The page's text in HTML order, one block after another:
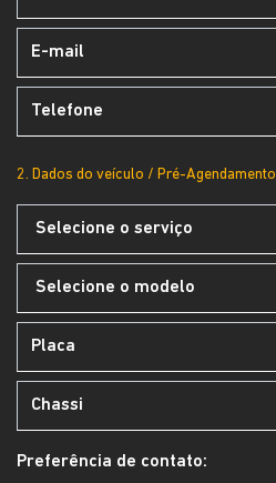
2. Dados do veículo / Pré-Agendamento
Preferência de contato: